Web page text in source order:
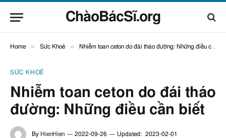
ChàoBácSĩ.org
Home » Sức Khoẻ » Nhiễm toan ceton do đái tháo đường: Những điều cần biết
SỨC KHOẺ
Nhiễm toan ceton do đái tháo
đường: Những điều cần biết
By HienHien 2022-09-26 Updated: 2023-02-01